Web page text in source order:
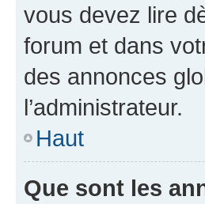
vous devez lire
forum et dans
des annonces
l’administrateur.
Haut
Que sont les